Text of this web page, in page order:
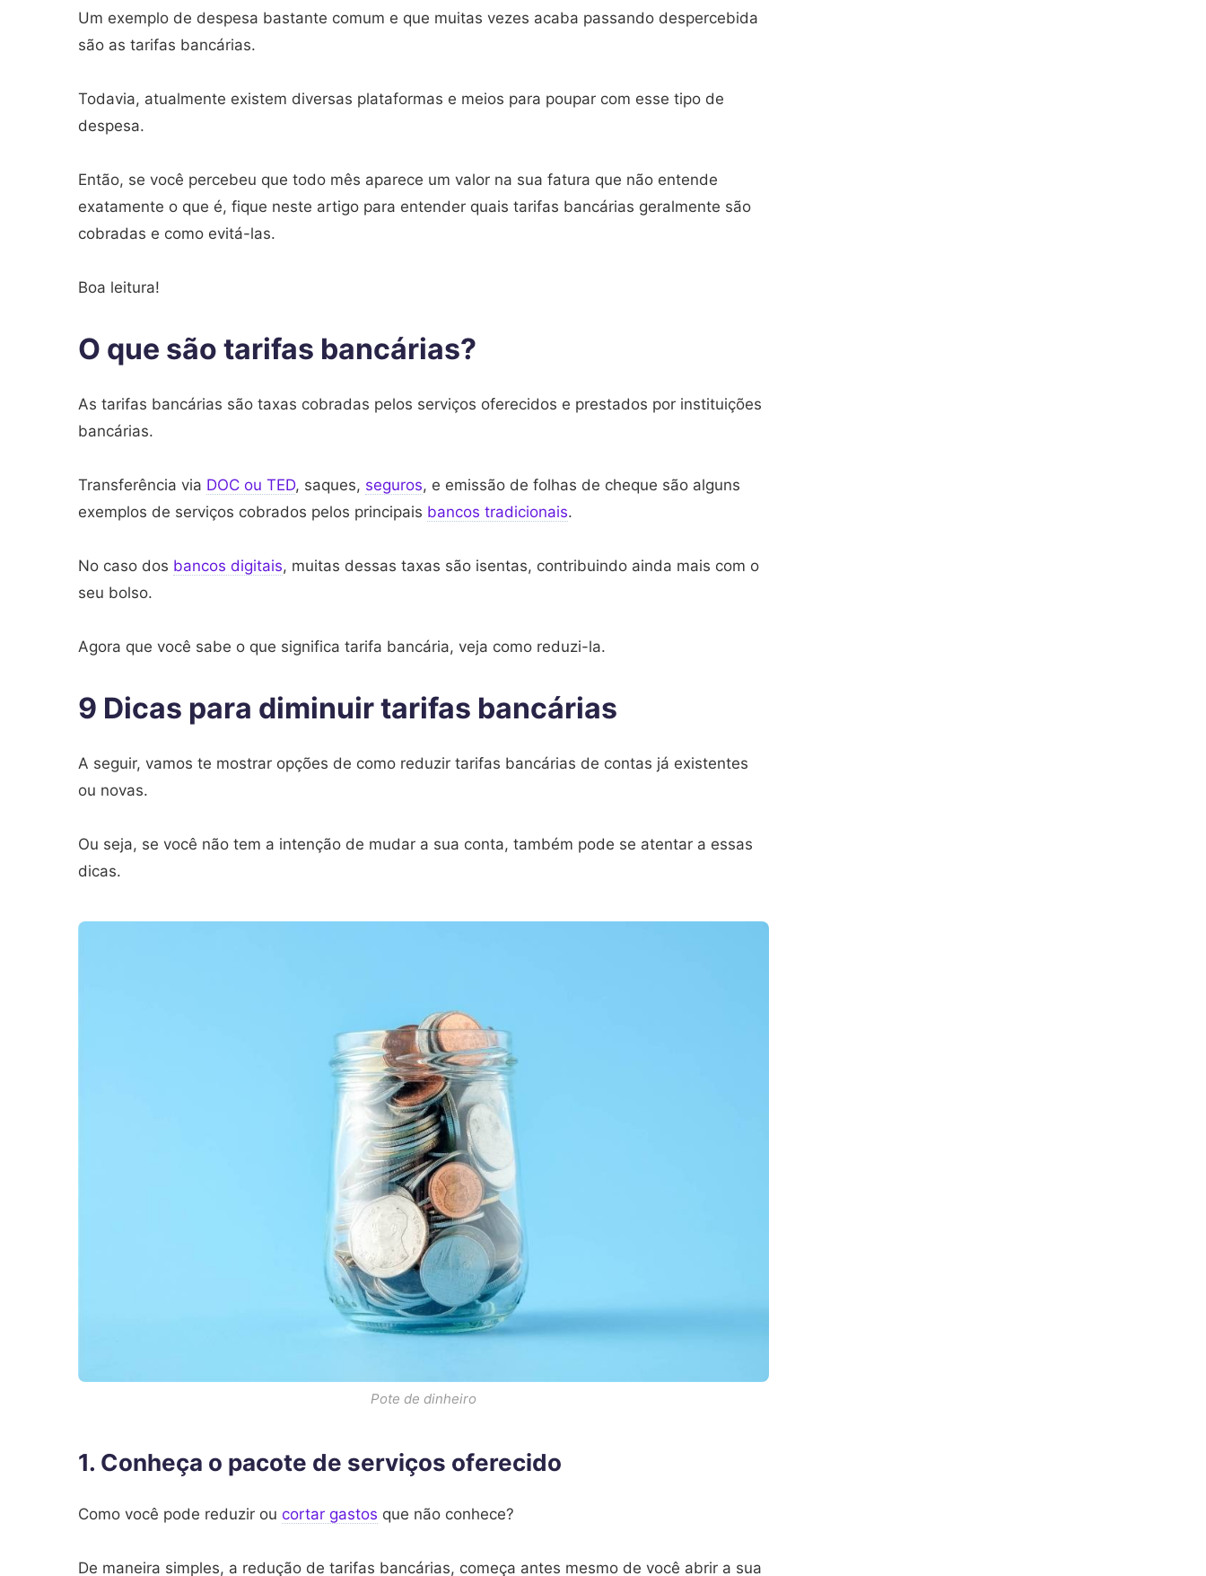
Um exemplo de despesa bastante comum e que muitas vezes acaba passando despercebida
são as tarifas bancárias.
Todavia, atualmente existem diversas plataformas e meios para poupar com esse tipo de
despesa.
Então, se você percebeu que todo mês aparece um valor na sua fatura que não entende
exatamente o que é, fique neste artigo para entender quais tarifas bancárias geralmente são
cobradas e como evitá-las.
Boa leitura!
O que são tarifas bancárias?
As tarifas bancárias são taxas cobradas pelos serviços oferecidos e prestados por instituições
bancárias.
Transferência via DOC ou TED, saques, seguros, e emissão de folhas de cheque são alguns
exemplos de serviços cobrados pelos principais bancos tradicionais.
No caso dos bancos digitais, muitas dessas taxas são isentas, contribuindo ainda mais com o
seu bolso.
Agora que você sabe o que significa tarifa bancária, veja como reduzi-la.
9 Dicas para diminuir tarifas bancárias
A seguir, vamos te mostrar opções de como reduzir tarifas bancárias de contas já existentes
ou novas.
Ou seja, se você não tem a intenção de mudar a sua conta, também pode se atentar a essas
dicas.
Pote de dinheiro
1. Conheça o pacote de serviços oferecido
Como você pode reduzir ou cortar gastos que não conhece?
De maneira simples, a redução de tarifas bancárias, começa antes mesmo de você abrir a sua